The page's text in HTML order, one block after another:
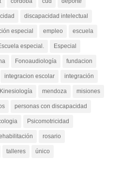
discapacidad intelectual
especial empleo escuela
especial. Especial
Fonoaudiología fundacion
integracion escolar integración
Kinesiología mendoza misiones
personas con discapacidad
Psicomotricidad
rosario
talleres único